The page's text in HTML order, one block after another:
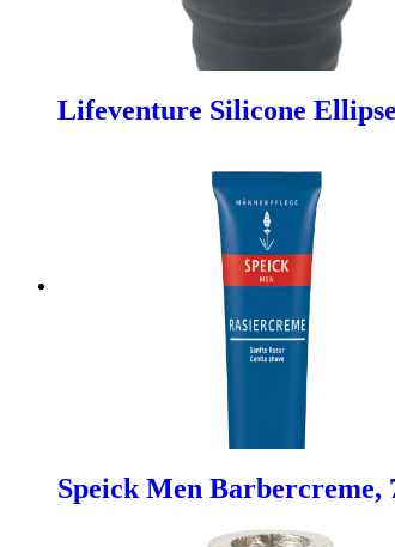
Lifeventure Silicone
Speick Men Barbercreme,